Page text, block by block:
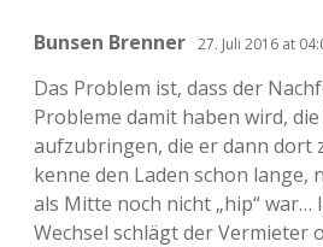
Bunsen Brenner 27. Juli 2016 at
Das Problem ist, dass der
Probleme damit haben wird,
aufzubringen, die er dann dort
kenne den Laden schon lange,
als Mitte noch nicht „hip“ war…
Wechsel schlägt der Vermieter